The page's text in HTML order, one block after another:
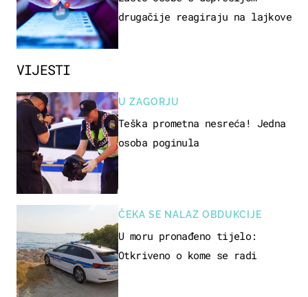
VIJESTI
U ZAGORJU
Teška prometna nesreća! Jedna
osoba poginula
ČEKA SE NALAZ OBDUKCIJE
U moru pronađeno tijelo:
Otkriveno o kome se radi
drugačije reagiraju na lajkove